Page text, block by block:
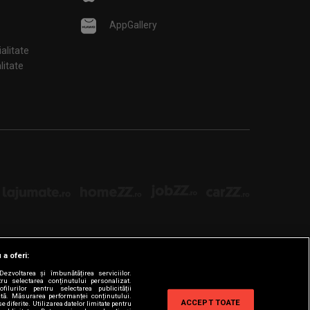
AppGallery
a oferi:
și îmbunătățirea serviciilor.
selectarea conținutului personalizat.
pentru selectarea publicității
Măsurarea performanței conținutului.
diferite. Utilizarea datelor limitate pentru
ACCEPT TOATE